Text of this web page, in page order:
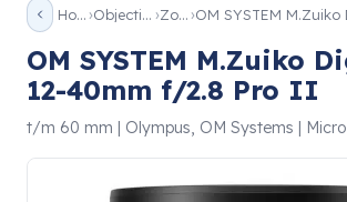
Home Objectieven Zoom
OM SYSTEM M.Zuiko
12-40mm f/2.8 Pro II
t/m 60 mm | Olympus, OM Systems |